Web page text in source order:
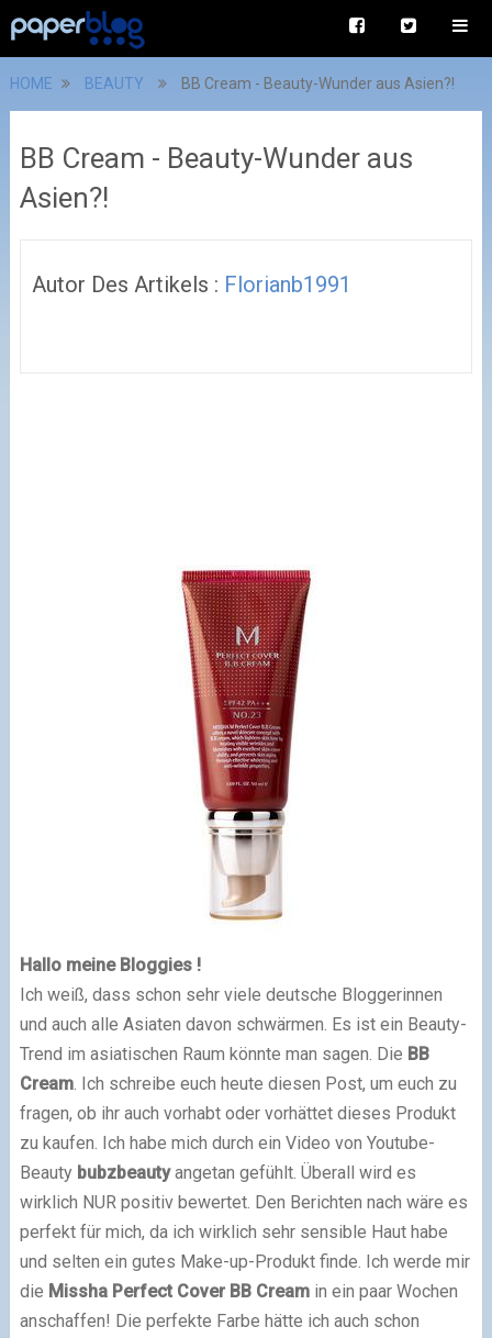
HOME BEAUTY BB Cream - Beauty-Wunder aus Asien?!
BB Cream - Beauty-Wunder aus
Asien?!
Autor Des Artikels : Florianb1991
Hallo meine Bloggies !
Ich weiß, dass schon sehr viele deutsche Bloggerinnen
und auch alle Asiaten davon schwärmen. Es ist ein Beauty-
Trend im asiatischen Raum könnte man sagen. Die BB
Cream. Ich schreibe euch heute diesen Post, um euch zu
fragen, ob ihr auch vorhabt oder vorhättet dieses Produkt
zu kaufen. Ich habe mich durch ein Video von Youtube-
Beauty bubzbeautyangetan gefühlt. Überall wird es
wirklich NUR positiv bewertet. Den Berichten nach wäre es
perfekt für mich, da ich wirklich sehr sensible Haut habe
und selten ein gutes Make-up-Produkt finde. Ich werde mir
die Missha Perfect Cover BB Creamin ein paar Wochen
anschaffen! Die perfekte Farbe hätte ich auch schon